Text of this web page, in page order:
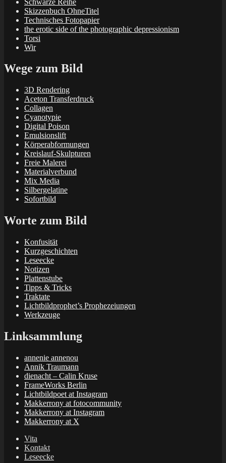
Skizzenbuch OhneTitel
Technisches Fotopapier
the erotic side of the photographic depressionism
Torsi
Wir
Wege zum Bild
3D Rendering
Aceton Transferdruck
Collagen
Cyanotypie
Digital Poison
Emulsionslift
Körperabformungen
Kreislauf-Skulpturen
Freie Malerei
Materialverbund
Mix Media
Silbergelatine
Sofortbild
Worte zum Bild
Konfusität
Kurzgeschichten
Leseecke
Notizen
Plattenstube
Tipps & Tricks
Traktate
Lichtbildprophet’s Prophezeiungen
Werkzeuge
Linksammlung
annenie annenou
Annik Traumann
dienacht – Calin Kruse
FrameWorks Berlin
Lichtbildpoet at Instagram
Makkerrony at fotocommunity
Makkerrony at Instagram
Makkerrony at X
Vita
Kontakt
Leseecke